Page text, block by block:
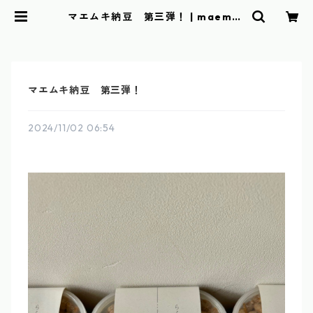
マエムキ納豆 第三弾！ | maemuk
マエムキ納豆 第三弾！
2024/11/02 06:54